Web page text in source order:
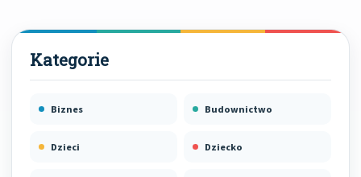
Biznes Budownictwo
Dzieci Dziecko